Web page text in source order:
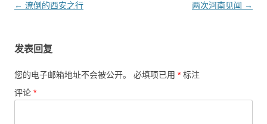
文
航
← 潦倒的西安之行 两次河南见闻 →
发表回复
您的电子邮箱地址不会被公开。 必填项已用 * 标注
评论 *